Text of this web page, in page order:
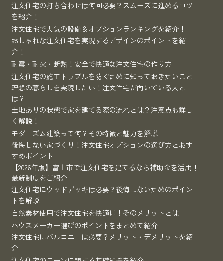
注文住宅の打ち合わせは何回必要？スムーズに進めるコツ
を紹介！
注文住宅で人気の設備＆オプションランキングを紹介！
おしゃれな注文住宅を実現するデザインのポイントを紹
介！
耐震・耐火・断熱！安全で快適な注文住宅の作り方
注文住宅の施工トラブルを防ぐために知っておきたいこと
理想の暮らしを実現したい！注文住宅が向いている人と
は？
土地ありの状態で家を建てる際の流れとは？注意点も詳し
く解説！
モダニズム建築って何？その特徴と魅力を解説
後悔しない家づくり！注文住宅オプションの選び方とおす
すめポイント
【2026年版】富士市で注文住宅を建てるなら補助金を活用！
最新制度をご紹介
注文住宅にウッドデッキは必要？後悔しないためのポイン
トを解説
自然素材使用で注文住宅を快適に！そのメリットとは
ハウスメーカー選びのポイントをまとめて紹介
注文住宅にバルコニーは必要？メリット・デメリットを紹
介